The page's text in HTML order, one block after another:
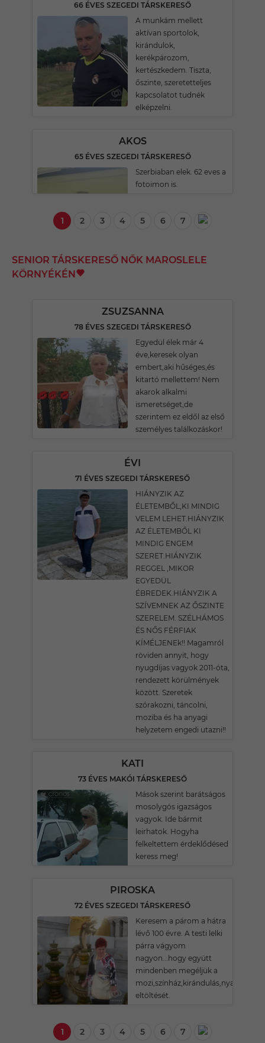
66 ÉVES SZEGEDI TÁRSKERESŐ
A munkám mellett
aktívan sportolok,
kirándulok,
kerékpározom,
kertészkedem. Tiszta,
őszinte, szeretetteljes
kapcsolatot tudnék
elképzelni.
AKOS
65 ÉVES SZEGEDI TÁRSKERESŐ
Szerbiaban elek. 62 eves a
fotoimon is.
1 2 3 4 5 6 7
SENIOR TÁRSKERESŐ NŐK MAROSLELE
KÖRNYÉKÉN
ZSUZSANNA
78 ÉVES SZEGEDI TÁRSKERESŐ
Egyedül élek már 4
éve,keresek olyan
embert,aki hűséges,és
kitartó mellettem! Nem
akarok alkalmi
ismeretséget,de
szerintem ez eldől az első
személyes találkozáskor!
ÉVI
71 ÉVES SZEGEDI TÁRSKERESŐ
HIÁNYZIK AZ
ÉLETEMBŐL,KI MINDIG
VELEM LEHET.HIÁNYZIK
AZ ÉLETEMBŐL KI
MINDIG ENGEM
SZERET.HIÁNYZIK
REGGEL ,MIKOR
EGYEDÜL
ÉBREDEK.HIÁNYZIK A
SZÍVEMNEK AZ ŐSZINTE
SZERELEM. SZÉLHÁMOS
ÉS NŐS FÉRFIAK
KÍMÉLJENEk!! Magamról
röviden annyit, hogy
nyugdíjas vagyok 2011-óta,
rendezett körülmények
között. Szeretek
szórakozni, táncolni,
moziba és ha anyagi
helyzetem engedi utazni!!
KATI
73 ÉVES MAKÓI TÁRSKERESŐ
Mások szerint barátságos
mosolygós igazságos
vagyok. Ide bármit
leirhatok. Hogyha
felkeltettem érdeklődésed
keress meg!
PIROSKA
72 ÉVES SZEGEDI TÁRSKERESŐ
Keresem a párom a hátra
lévő 100 évre. A testi lelki
párra vágyom
nagyon...hogy együtt
mindenben megéljük a
eltöltését.
1 2 3 4 5 6 7